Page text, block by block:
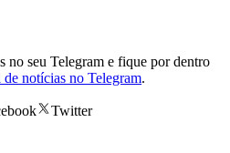
no seu Telegram e fique por dentro
de notícias no Telegram.
Twitter